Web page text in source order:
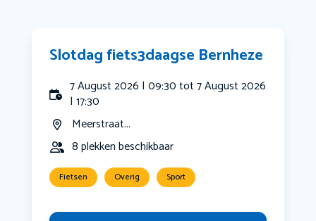
Slotdag fiets3daagse Bernheze
7 August 2026 | 09:30 tot 7 August 2026
| 17:30
Meerstraat...
8 plekken beschikbaar
Fietsen Overig Sport